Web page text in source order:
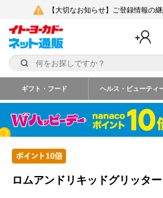
【大切なお知らせ】ご登録情報の
ギフト・フード ヘルス・ビューティ
ロムアンドリキッドグリッタ